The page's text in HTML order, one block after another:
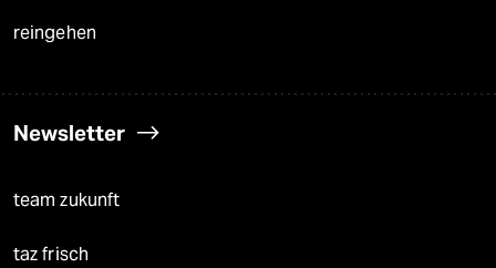
reingehen
Newsletter
team zukunft
taz frisch